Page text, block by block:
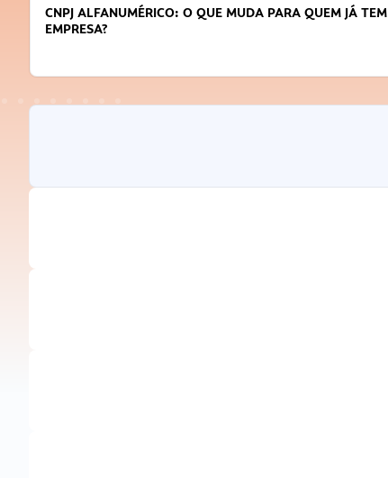
CNPJ ALFANUMÉRICO: O QUE MUDA PARA QUEM JÁ TEM
EMPRESA?